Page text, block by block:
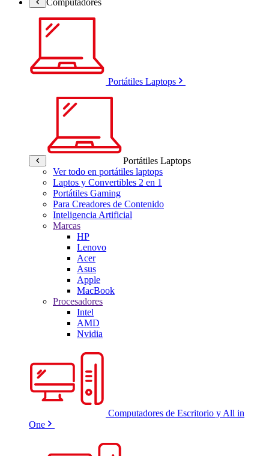
Portátiles Laptops
Portátiles Laptops
Ver todo en portátiles laptops
Laptos y Convertibles 2 en 1
Portátiles Gaming
Para Creadores de Contenido
Inteligencia Artificial
Marcas
HP
Lenovo
Acer
Asus
Apple
MacBook
Procesadores
Intel
AMD
Nvidia
Computadores de Escritorio y All in
One